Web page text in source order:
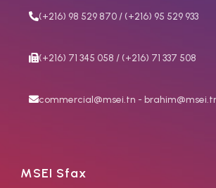
(+216) 98 529 870 / (+216) 95 529 933
(+216) 71 345 058 / (+216) 71 337 508
commercial@msei.tn -
MSEI Sfax